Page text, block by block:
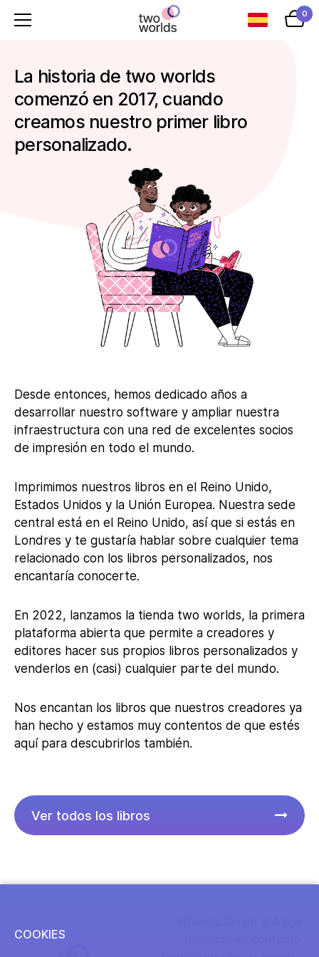
0
La historia de two worlds
comenzó en 2017, cuando
creamos nuestro primer libro
personalizado.
Desde entonces, hemos dedicado años a
desarrollar nuestro software y ampliar nuestra
infraestructura con una red de excelentes socios
de impresión en todo el mundo.
Imprimimos nuestros libros en el Reino Unido,
Estados Unidos y la Unión Europea. Nuestra sede
central está en el Reino Unido, así que si estás en
Londres y te gustaría hablar sobre cualquier tema
relacionado con los libros personalizados, nos
encantaría conocerte.
En 2022, lanzamos la tienda two worlds, la primera
plataforma abierta que permite a creadores y
editores hacer sus propios libros personalizados y
venderlos en (casi) cualquier parte del mundo.
Nos encantan los libros que nuestros creadores ya
han hecho y estamos muy contentos de que estés
aquí para descubrirlos también.
Ver todos los libros
COOKIES